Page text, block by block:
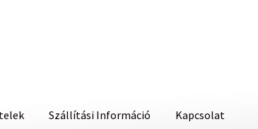
Szállítási Információ Kapcsolat